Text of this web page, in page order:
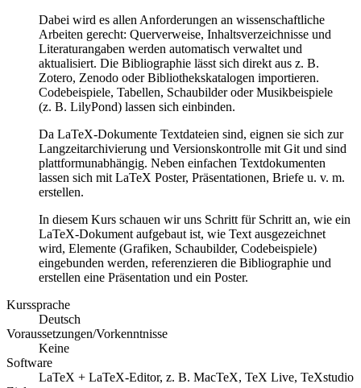
Dabei wird es allen Anforderungen an wissenschaftliche
Arbeiten gerecht: Querverweise, Inhaltsverzeichnisse und
Literaturangaben werden automatisch verwaltet und
aktualisiert. Die Bibliographie lässt sich direkt aus z. B.
Zotero, Zenodo oder Bibliothekskatalogen importieren.
Codebeispiele, Tabellen, Schaubilder oder Musikbeispiele
(z. B. LilyPond) lassen sich einbinden.
Da LaTeX-Dokumente Textdateien sind, eignen sie sich zur
Langzeitarchivierung und Versionskontrolle mit Git und sind
plattformunabhängig. Neben einfachen Textdokumenten
lassen sich mit LaTeX Poster, Präsentationen, Briefe u. v. m.
erstellen.
In diesem Kurs schauen wir uns Schritt für Schritt an, wie ein
LaTeX-Dokument aufgebaut ist, wie Text ausgezeichnet
wird, Elemente (Grafiken, Schaubilder, Codebeispiele)
eingebunden werden, referenzieren die Bibliographie und
erstellen eine Präsentation und ein Poster.
Kurssprache
Deutsch
Voraussetzungen/Vorkenntnisse
Keine
Software
LaTeX + LaTeX-Editor, z. B. MacTeX, TeX Live, TeXstudio